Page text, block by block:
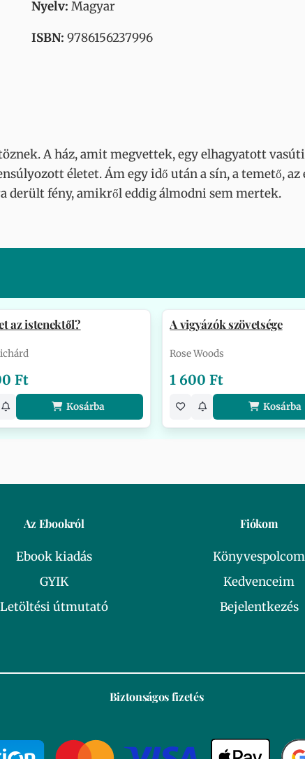
Nyelv: Magyar
ISBN: 9786156237996
A ház, amit megvettek, egy elhagyatott
életet. Ám egy idő után a sín, a temető,
derült fény, amikről eddig álmodni sem mertek.
az istenektől?
Ft
Kosárba
A vigyázók szövetsége
Rose Woods
1 600 Ft
Kosárba
Az Ebookról
Ebook kiadás
GYIK
Letöltési útmutató
Fiókom
Könyvespolcom
Kedvenceim
Bejelentkezés
Biztonságos fizetés